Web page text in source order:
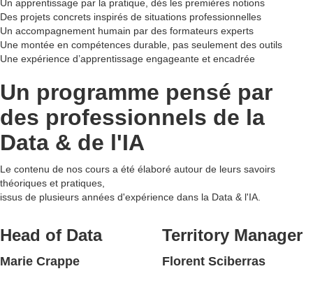
Un apprentissage par la pratique, dès les premières notions
Des projets concrets inspirés de situations professionnelles
Un accompagnement humain par des formateurs experts
Une montée en compétences durable, pas seulement des outils
Une expérience d’apprentissage engageante et encadrée
Un programme pensé par
des professionnels de la
Data & de l'IA
Le contenu de nos cours a été élaboré autour de leurs savoirs
théoriques et pratiques,
issus de plusieurs années d'expérience dans la Data & l'IA.
Head of Data
Marie Crappe
Territory Manager
Florent Sciberras